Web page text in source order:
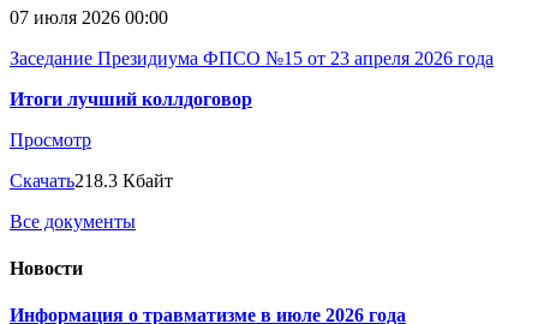
07 июля 2026 00:00
Заседание Президиума ФПСО №15 от 23 апреля 2026 года
Итоги лучший коллдоговор
Просмотр
Скачать218.3 Кбайт
Все документы
Новости
Информация о травматизме в июле 2026 года